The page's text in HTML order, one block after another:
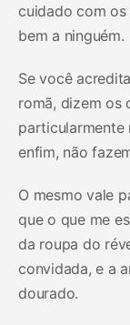
cuidado com os
bem a ninguém.
Se você
romã, dizem os
particularmente
enfim, não
O mesmo vale
que o que me
da roupa do
convidada, e a
dourado.